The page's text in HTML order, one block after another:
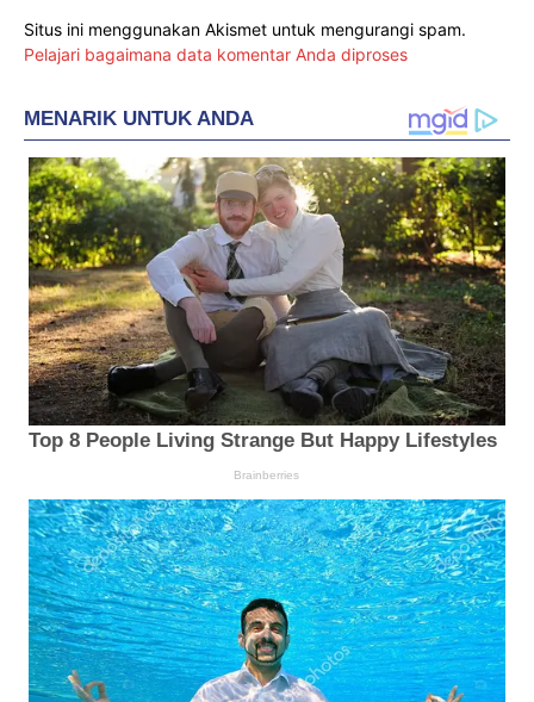
Situs ini menggunakan Akismet untuk mengurangi spam.
Pelajari bagaimana data komentar Anda diproses